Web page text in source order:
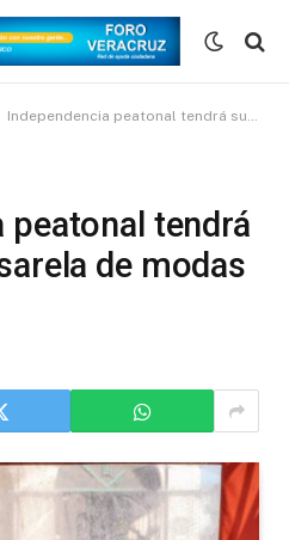
Independencia peatonal tendrá su primera pasarela de modas del 2025
peatonal tendrá
de modas